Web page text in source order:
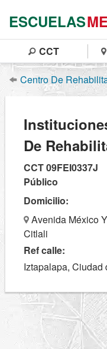
ESCUELAS
CCT
Centro De
De
CCT 09FEI0337J
Público
Domicilio:
Avenida México
Citlali
Ref calle:
Iztapalapa, Ciudad